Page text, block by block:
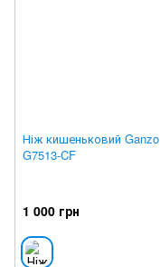
Ніж кишеньковий Ganzo
G7513-CF
1 000 грн